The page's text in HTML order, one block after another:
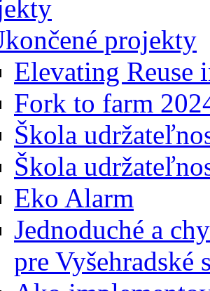
projekty
Elevating Reuse
Fork to farm
Škola
Škola
Eko Alarm
Jednoduché a
pre Vyšehradské